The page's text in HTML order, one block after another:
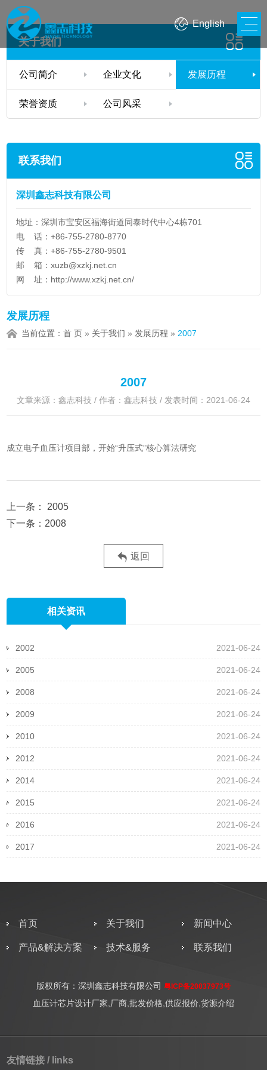
English
关于我们
公司简介 企业文化 发展历程
荣誉资质 公司风采
联系我们
深圳鑫志科技有限公司
地址：深圳市宝安区福海街道同泰时代中心4栋701
电 话：+86-755-2780-8770
传 真：+86-755-2780-9501
邮 箱：xuzb@xzkj.net.cn
网 址： http://www.xzkj.net.cn/
发展历程
当前位置：首 页 » 关于我们 » 发展历程 » 2007
2007
文章来源：鑫志科技 / 作者：鑫志科技 / 发表时间：2021-06-24
成立电子血压计项目部，开始“升压式”核心算法研究
2005
2008
返回
相关资讯
2021-06-24
2002
2021-06-24
2005
2021-06-24
2008
2021-06-24
2009
2021-06-24
2010
2021-06-24
2012
2021-06-24
2014
2021-06-24
2015
2021-06-24
2016
2021-06-24
2017
首页 关于我们 新闻中心
产品&解决方案 技术&服务 联系我们
版权所有：深圳鑫志科技有限公司 粤ICP备20037973号
血压计芯片设计厂家,厂商,批发价格,供应报价,货源介绍
友情链接 / links